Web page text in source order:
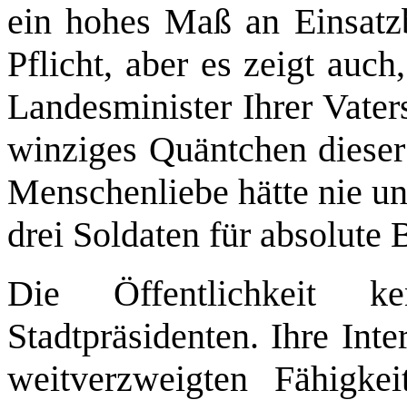
ein hohes Maß an
Pflicht, aber es zeigt
Landesminister Ihrer
winziges Quäntchen
Menschenliebe hätte nie
drei Soldaten für absolute
Die Öffentlichkeit
Stadtpräsidenten. Ihre
weitverzweigten